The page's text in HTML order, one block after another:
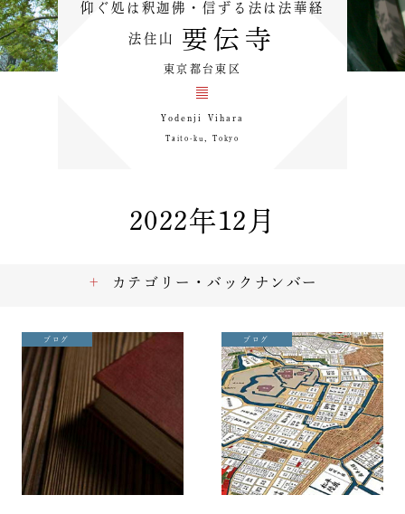
仰ぐ処は釈迦佛・信ずる法は法華経
法住山 要伝寺
東京都台東区
Yodenji Vihara
Taito-ku，Tokyo
2022年12月
ブログ ブログ
カテゴリー・バックナンバー